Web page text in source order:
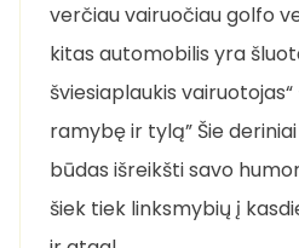
verčiau vairuočiau golfo
kitas automobilis yra
šviesiaplaukis vairuotojas“
ramybę ir tylą” Šie
būdas išreikšti savo
šiek tiek linksmybių į